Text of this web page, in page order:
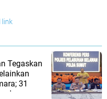
link
Tegaskan
31